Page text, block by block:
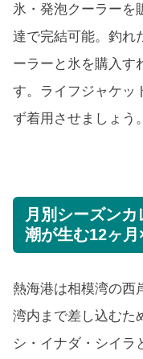
氷・発泡クーラーを
達で完結可能。釣れ
ーラーと氷を購入す
す。ライフジャケッ
ず着用させましょう。
月別シーズン
潮が生む12ヶ
熱海港は相模湾の西
湾内まで差し込むた
シ・イナダ・シイラ